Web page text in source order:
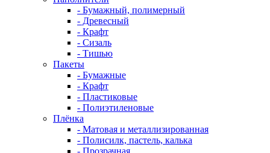
- Бумажный, полимерный
- Древесный
- Крафт
- Сизаль
- Тишью
Пакеты
- Бумажные
- Крафт
- Пластиковые
- Полиэтиленовые
Плёнка
- Матовая и металлизированная
- Полисилк, пастель, калька
- Прозрачная